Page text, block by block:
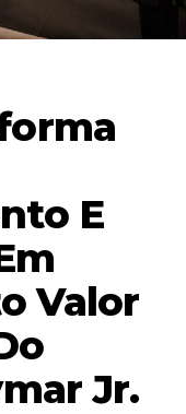
E
Valor
Jr.